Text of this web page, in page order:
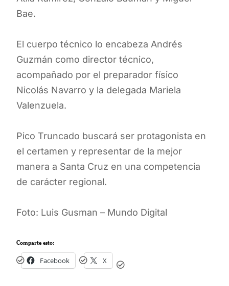
Bae.
El cuerpo técnico lo encabeza Andrés
Guzmán como director técnico,
acompañado por el preparador físico
Nicolás Navarro y la delegada Mariela
Valenzuela.
Pico Truncado buscará ser protagonista en
el certamen y representar de la mejor
manera a Santa Cruz en una competencia
de carácter regional.
Foto: Luis Gusman – Mundo Digital
Comparte esto:
Facebook X